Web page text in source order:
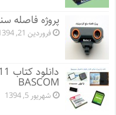
پروژه فاصله
فروردین 21, 1394
BASCOM
شهریور 5, 1394